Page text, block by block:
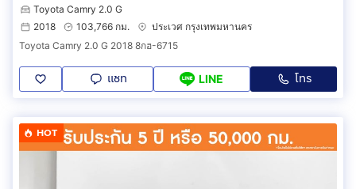
Toyota Camry 2.0 G
2018
103,766 กม.
ประเวศ กรุงเทพมหานคร
Toyota Camry 2.0 G 2018 8กฮ-6715
แชท LINE โทร
HOT